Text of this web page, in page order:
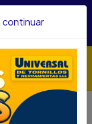
por compras
7" Y 9" 1250W
continuar